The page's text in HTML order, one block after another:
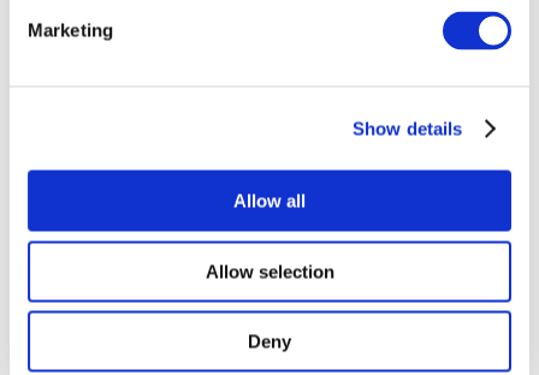
Marketing
Show details
Allow all
Allow selection
Deny
Concertos